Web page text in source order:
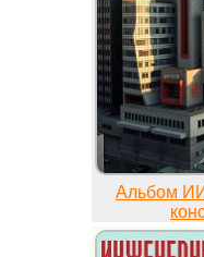
Альбом ИИ